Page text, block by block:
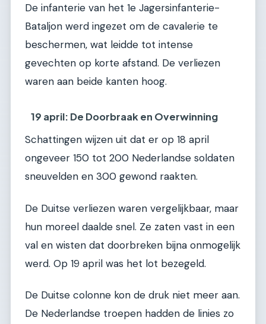
De infanterie van het 1e Jagersinfanterie-
Bataljon werd ingezet om de cavalerie te
beschermen, wat leidde tot intense
gevechten op korte afstand. De verliezen
waren aan beide kanten hoog.
19 april: De Doorbraak en Overwinning
Schattingen wijzen uit dat er op 18 april
ongeveer 150 tot 200 Nederlandse soldaten
sneuvelden en 300 gewond raakten.
De Duitse verliezen waren vergelijkbaar, maar
hun moreel daalde snel. Ze zaten vast in een
val en wisten dat doorbreken bijna onmogelijk
werd. Op 19 april was het lot bezegeld.
De Duitse colonne kon de druk niet meer aan.
De Nederlandse troepen hadden de linies zo